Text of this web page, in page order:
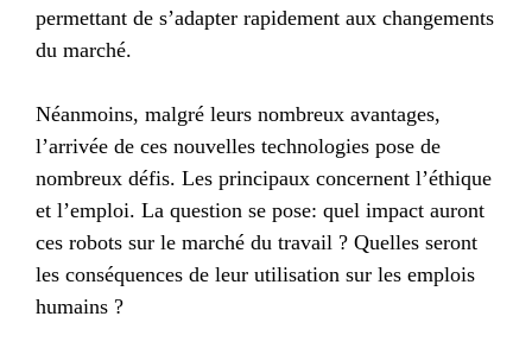
permettant de s’adapter rapidement aux changements
du marché.
Néanmoins, malgré leurs nombreux avantages,
l’arrivée de ces nouvelles technologies pose de
nombreux défis. Les principaux concernent l’éthique
et l’emploi. La question se pose: quel impact auront
ces robots sur le marché du travail ? Quelles seront
les conséquences de leur utilisation sur les emplois
humains ?